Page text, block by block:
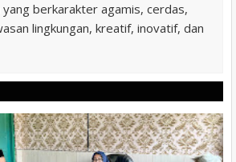
yang berkarakter agamis, cerdas,
lingkungan, kreatif, inovatif, dan